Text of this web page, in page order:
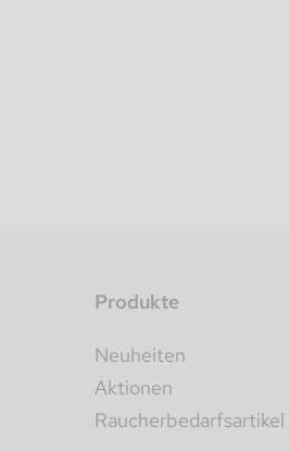
Produkte
Neuheiten
Aktionen
Raucherbedarfsartikel